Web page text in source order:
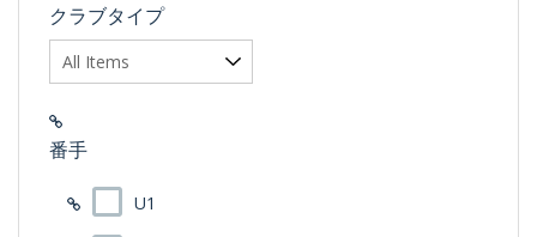
クラブタイプ
番手
U1